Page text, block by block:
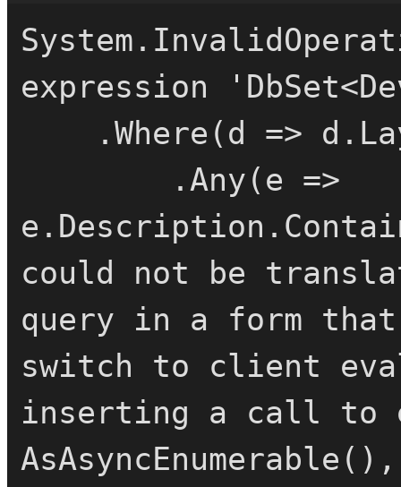
expression
could not be
query in a form
switch to client
inserting a call to